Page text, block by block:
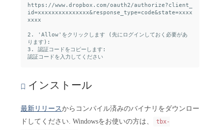
https://www.dropbox.com/oauth2/authorize?client_
id=xxxxxxxxxxxxxxx&response_type=code&state=xxxx
xxxx
2. 'Allow'をクリックします (先にログインしておく必要があ
ります):
3. 認証コードをコピーします:
インストール
最新リリースからコンパイル済みのバイナリをダウンロー
ドしてください. Windowsをお使いの方は、
tbx-